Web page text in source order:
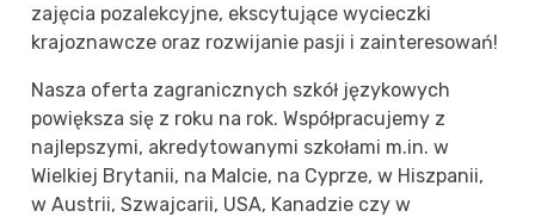
zajęcia pozalekcyjne, ekscytujące wycieczki
krajoznawcze oraz rozwijanie pasji i zainteresowań!
Nasza oferta zagranicznych szkół językowych
powiększa się z roku na rok. Współpracujemy z
najlepszymi, akredytowanymi szkołami m.in. w
Wielkiej Brytanii, na Malcie, na Cyprze, w Hiszpanii,
w Austrii, Szwajcarii, USA, Kanadzie czy w